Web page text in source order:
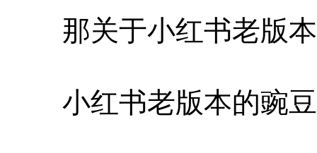
那关于小红书老版
小红书老版本的豌